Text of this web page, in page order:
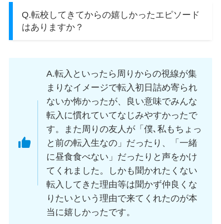
Q.転校してきてからの嬉しかったエピソード
はありますか？
A.転入といったら周りからの視線が集
まりなイメージで転入初日詰め寄られ
ないか怖かったが、良い意味でみんな
転入に慣れていてなじみやすかったで
す。また周りの友人が「僕､私もちょっ
と前の転入生なの」だったり、「一緒
に昼食食べない」だったりと声をかけ
てくれました。しかも聞かれたくない
転入してきた理由等は聞かず仲良くな
りたいという理由で来てくれたのが本
当に嬉しかったです。